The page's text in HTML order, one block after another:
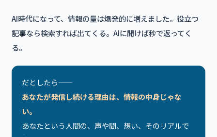
AI時代になって、情報の量は爆発的に増えました。役立つ
記事なら検索すれば出てくる。AIに聞けば秒で返ってく
る。
だとしたら——
あなたが発信し続ける理由は、情報の中身じゃな
い。
あなたという人間の、声や間、想い、そのリアルで